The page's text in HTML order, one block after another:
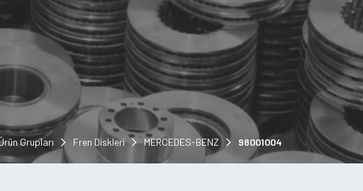
Grupları Fren Diskleri MERCEDES-BENZ 98001004